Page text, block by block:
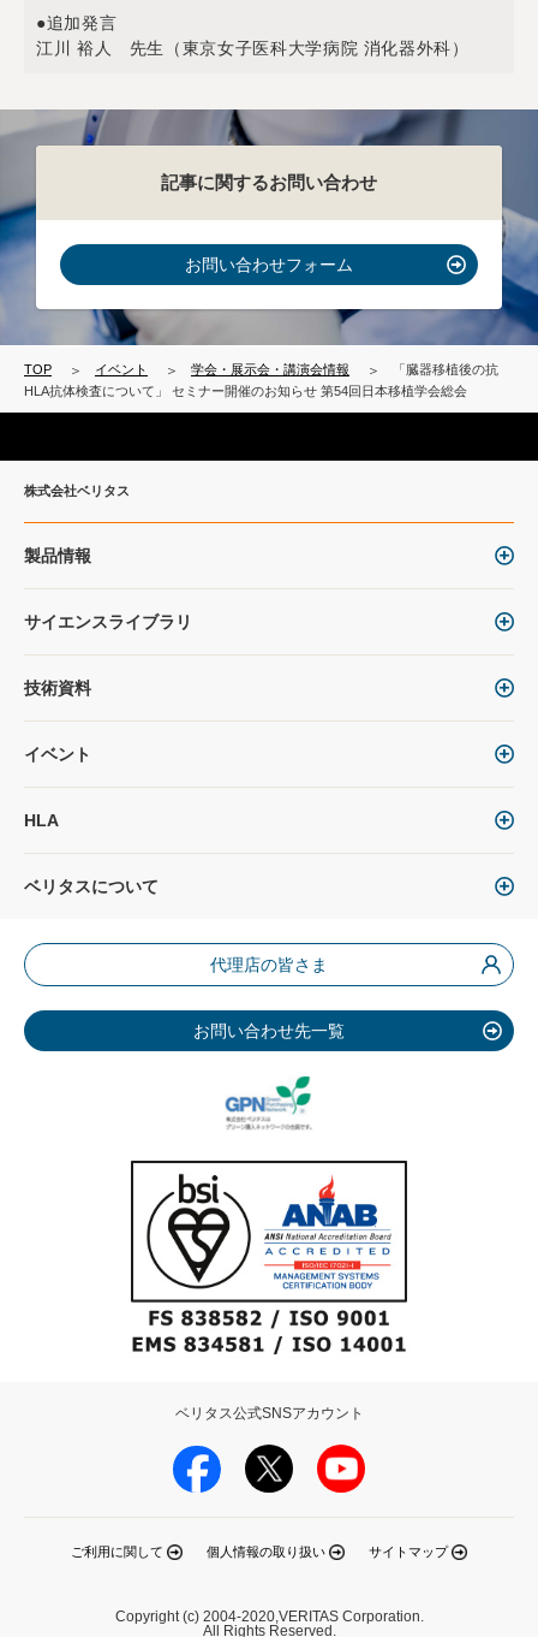
●追加発言
江川 裕人 先生（東京女子医科大学病院 消化器外科）
記事に関するお問い合わせ
お問い合わせフォーム
TOP イベント 学会・展示会・講演会情報
「臓器移植後の抗
HLA抗体検査について」 セミナー開催のお知らせ 第54回日本移植学会総会
株式会社ベリタス
製品情報
サイエンスライブラリ
技術資料
イベント
HLA
ベリタスについて
代理店の皆さま
お問い合わせ先一覧
ご利用に関して 個人情報の取り扱い サイトマップ
ベリタス公式SNSアカウント
Copyright (c) 2004-2020,VERITAS Corporation.
All Rights Reserved.